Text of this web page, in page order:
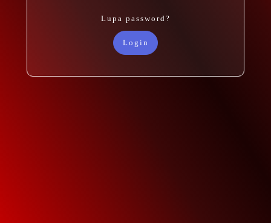
Lupa password?
Login